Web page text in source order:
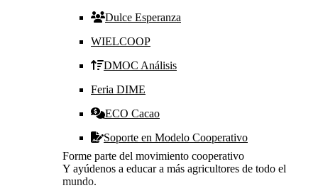
Dulce Esperanza
WIELCOOP
DMOC Análisis
Feria DIME
ECO Cacao
Soporte en Modelo Cooperativo
Forme parte del movimiento cooperativo
Y ayúdenos a educar a más agricultores de todo el
mundo.